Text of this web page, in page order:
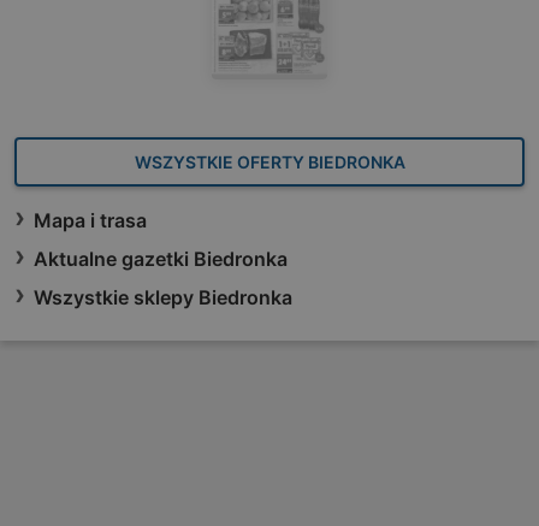
WSZYSTKIE OFERTY BIEDRONKA
Mapa i trasa
Aktualne gazetki Biedronka
Wszystkie sklepy Biedronka